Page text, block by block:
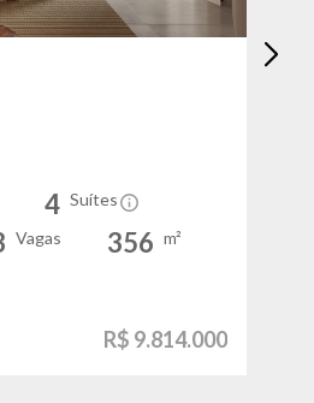
4 Suítes
Vagas 356 m²
R$ 9.814.000